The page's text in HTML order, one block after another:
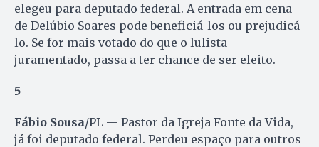
elegeu para deputado federal. A entrada em cena
de Delúbio Soares pode beneficiá-los ou prejudicá-
lo. Se for mais votado do que o lulista
juramentado, passa a ter chance de ser eleito.
5
Fábio Sousa/PL — Pastor da Igreja Fonte da Vida,
já foi deputado federal. Perdeu espaço para outros